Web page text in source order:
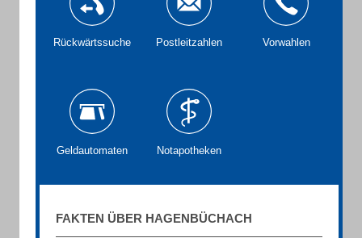
Rückwärtssuche Postleitzahlen Vorwahlen
Geldautomaten Notapotheken
FAKTEN ÜBER HAGENBÜCHACH